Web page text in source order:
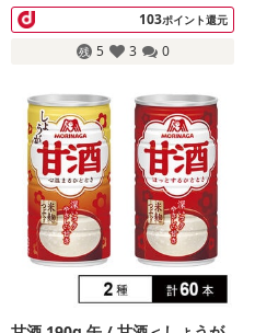
103ポイント還元
5 3 0